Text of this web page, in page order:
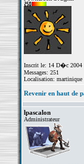
Inscrit le: 14 D�c 2004
Messages: 251
Localisation: martinique
Revenir en haut de
lpascalon
Administrateur